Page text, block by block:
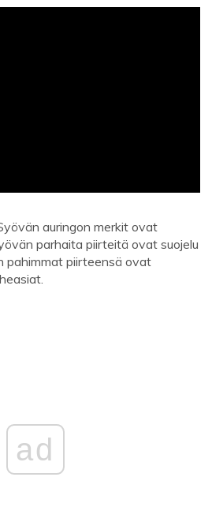
auringon merkit ovat
parhaita piirteitä ovat suojelu
pahimmat piirteensä ovat
ad